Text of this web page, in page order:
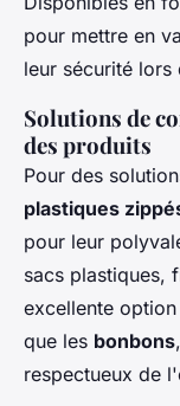
pour mettre en
leur sécurité lors
Solutions de
des produits
Pour des
plastiques
pour leur
sacs plastiques,
excellente
que les bonbons
respectueux de